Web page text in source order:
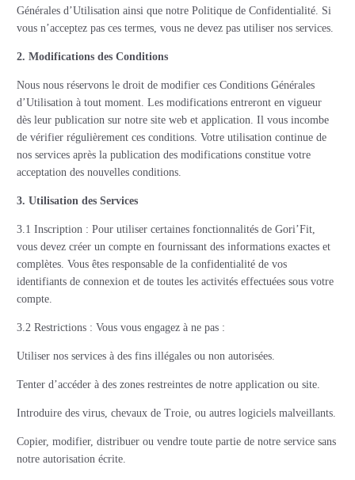
Générales d’Utilisation ainsi que notre Politique de Confidentialité. Si
vous n’acceptez pas ces termes, vous ne devez pas utiliser nos services.
2. Modifications des Conditions
Nous nous réservons le droit de modifier ces Conditions Générales
d’Utilisation à tout moment. Les modifications entreront en vigueur
dès leur publication sur notre site web et application. Il vous incombe
de vérifier régulièrement ces conditions. Votre utilisation continue de
nos services après la publication des modifications constitue votre
acceptation des nouvelles conditions.
3. Utilisation des Services
3.1 Inscription : Pour utiliser certaines fonctionnalités de Gori’Fit,
vous devez créer un compte en fournissant des informations exactes et
complètes. Vous êtes responsable de la confidentialité de vos
identifiants de connexion et de toutes les activités effectuées sous votre
compte.
3.2 Restrictions : Vous vous engagez à ne pas :
Utiliser nos services à des fins illégales ou non autorisées.
Tenter d’accéder à des zones restreintes de notre application ou site.
Introduire des virus, chevaux de Troie, ou autres logiciels malveillants.
Copier, modifier, distribuer ou vendre toute partie de notre service sans
notre autorisation écrite.